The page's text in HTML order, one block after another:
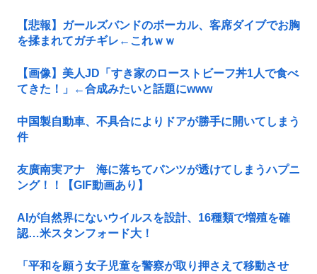
【悲報】ガールズバンドのボーカル、客席ダイブでお胸
を揉まれてガチギレ←これｗｗ
【画像】美人JD「すき家のローストビーフ丼1人で食べ
てきた！」←合成みたいと話題にwww
中国製自動車、不具合によりドアが勝手に開いてしまう
件
友廣南実アナ 海に落ちてパンツが透けてしまうハプニ
ング！！【GIF動画あり】
AIが自然界にないウイルスを設計、16種類で増殖を確
認…米スタンフォード大！
「平和を願う女子児童を警察が取り押さえて移動させ